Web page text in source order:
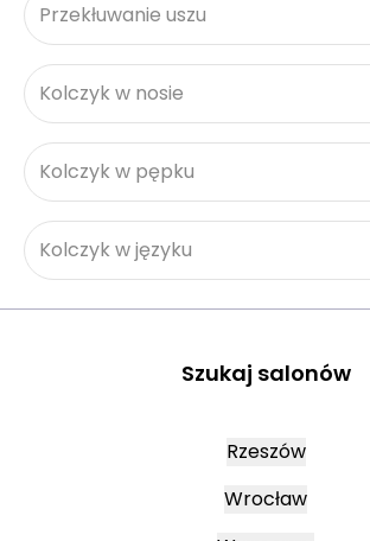
Przekłuwanie uszu
Kolczyk w nosie
Kolczyk w pępku
Kolczyk w języku
Szukaj salonów
Rzeszów
Wrocław